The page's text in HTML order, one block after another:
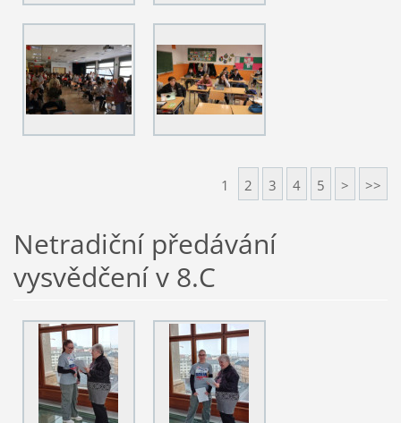
1 2 3 4 5 > >>
Netradiční předávání
vysvědčení v 8.C